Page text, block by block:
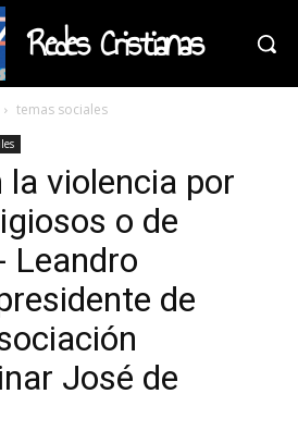
Redes Cristianas
temas sociales
violencia por
o de
Leandro
de
José de